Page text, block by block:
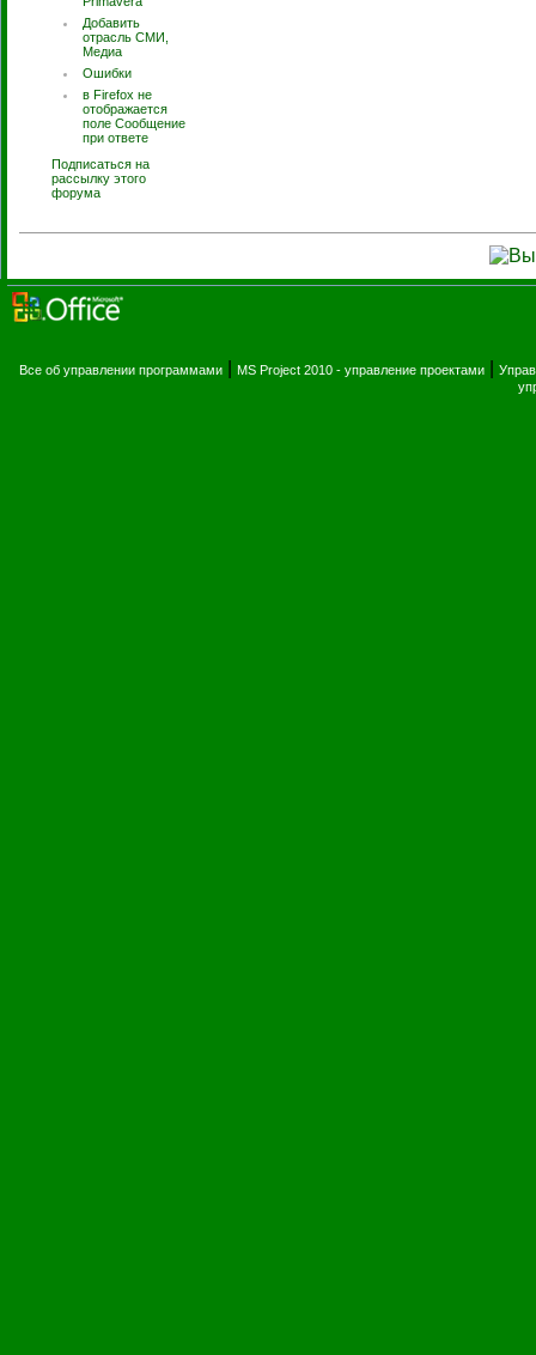
Добавить
отрасль СМИ,
Медиа
Ошибки
в Firefox не
отображается
поле Сообщение
при ответе
Подписаться на
рассылку этого
форума
Все об управлении программами MS Project 2010 - управление проектами